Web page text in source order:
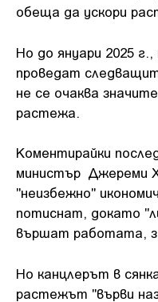
обеща да ускори
Но до януари 2025
проведат
не се очаква
растежа.
Коментирайки
министър Джереми
"неизбежно"
потиснат, докато
вършат работата,
Но канцлерът в
растежът "върви